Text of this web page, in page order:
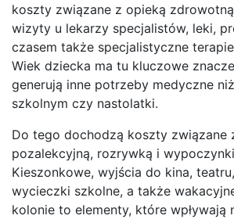
koszty związane z opieką
wizyty u lekarzy specjalistów, leki,
czasem także specjalistyczne
Wiek dziecka ma tu kluczowe
generują inne potrzeby medyczne
szkolnym czy nastolatki.
Do tego dochodzą koszty związane
pozalekcyjną, rozrywką i
Kieszonkowe, wyjścia do kina,
wycieczki szkolne, a także
kolonie to elementy, które wpływają